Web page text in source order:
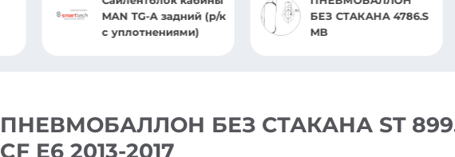
MAN TG-A задний (р/к
с уплотнениями)
БЕЗ СТАКАНА 4786.S
MB
ПНЕВМОБАЛЛОН БЕЗ СТАКАНА ST
CF E6 2013-2017